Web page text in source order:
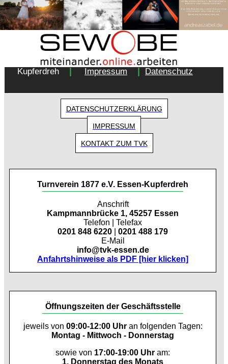
Copyright 2018 - Turnverein 1877 e.V. Essen-
Kupferdreh
Impressum Datenschutz
DATENSCHUTZERKLÄRUNG
IMPRESSUM
KONTAKT ZUM TVK
Turnverein 1877 e.V. Essen-Kupferdreh
Anschrift
Kampmannbrücke 1, 45257 Essen
Telefon | Telefax
0201 848 6220
0201 488 179
E-Mail
info@tvk-essen.de
Anfahrtshinweise als PDF [hier klicken]
Öffnungszeiten der Geschäftsstelle
jeweils von 09:00-12:00 Uhran folgenden Tagen:
Montag - Mittwoch - Donnerstag
sowie von 17:00-19:00 Uhr am:
1. Donnerstag des Monats